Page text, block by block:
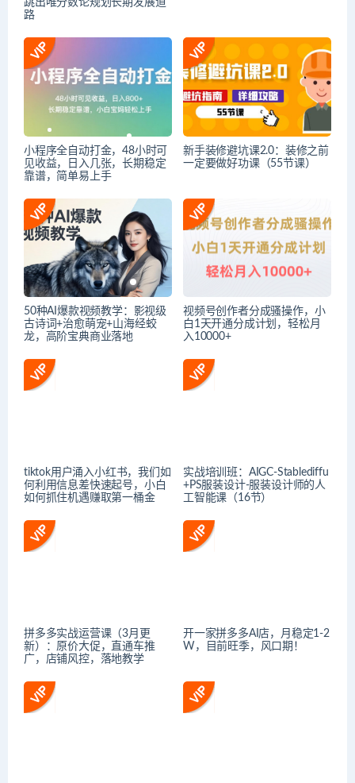
跳出唯分数论规划长期发展道
路
小程序全自动打金，48小时可
见收益，日入几张，长期稳定
靠谱，简单易上手
新手装修避坑课2.0：装修之前
一定要做好功课（55节课）
50种AI爆款视频教学：影视级
古诗词+治愈萌宠+山海经蛟
龙，高阶宝典商业落地
视频号创作者分成骚操作，小
白1天开通分成计划，轻松月
入10000+
tiktok用户涌入小红书，我们如
何利用信息差快速起号，小白
如何抓住机遇赚取第一桶金
实战培训班：AIGC-Stablediffu
+PS服装设计-服装设计师的人
工智能课（16节）
拼多多实战运营课（3月更
新）：原价大促，直通车推
广，店铺风控，落地教学
开一家拼多多AI店，月稳定1-2
W，目前旺季，风口期！